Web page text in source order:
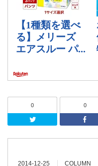
0
Twitter
0
2014-12-25 COLUMN